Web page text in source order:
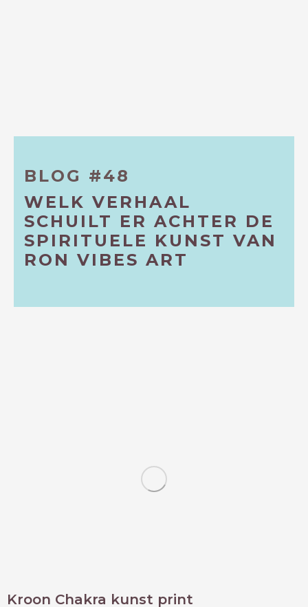
BLOG #48
WELK VERHAAL
SCHUILT ER ACHTER DE
SPIRITUELE KUNST VAN
RON VIBES ART
Kroon Chakra kunst print